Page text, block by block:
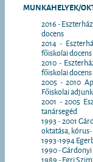
MUNKAHELYEK/
2016 -
docens
2014 -
főiskolai docens
2010 -
főiskolai docens
2005 - 2010
Főiskolai
2001 - 2005
tanársegéd
1993 - 2001
oktatása,
1993-1994
1990 -
1989 - Egri